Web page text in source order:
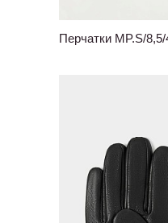
Перчатки MP.S/